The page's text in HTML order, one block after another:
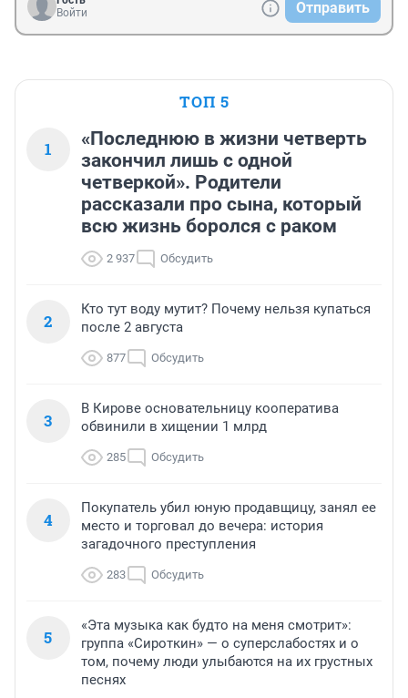
Войти
Отправить
ТОП 5
1
«Последнюю в жизни четверть
закончил лишь с одной
четверкой». Родители
рассказали про сына, который
всю жизнь боролся с раком
2 937 Обсудить
2
Кто тут воду мутит? Почему нельзя купаться
после 2 августа
877 Обсудить
3
В Кирове основательницу кооператива
обвинили в хищении 1 млрд
285 Обсудить
4
Покупатель убил юную продавщицу, занял ее
место и торговал до вечера: история
загадочного преступления
283 Обсудить
5
«Эта музыка как будто на меня смотрит»:
группа «Сироткин» — о суперслабостях и о
том, почему люди улыбаются на их грустных
песнях